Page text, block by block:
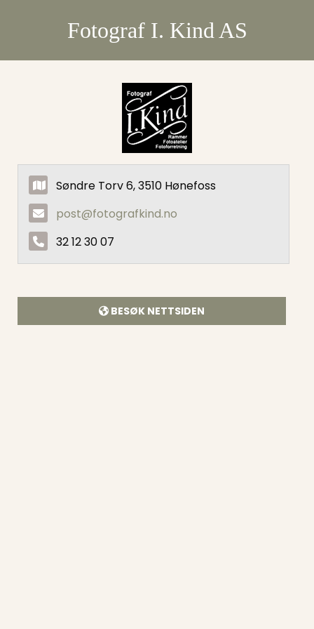
Fotograf I. Kind AS
BESØK NETTSIDEN
Søndre Torv 6, 3510 Hønefoss
post@fotografkind.no
32 12 30 07